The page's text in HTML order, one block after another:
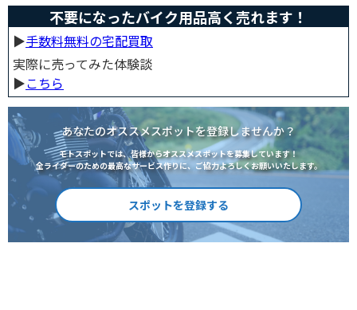
不要になったバイク用品高く売れます！
▶︎手数料無料の宅配買取
実際に売ってみた体験談
▶︎こちら
あなたのオススメスポットを登録しませんか？
モトスポットでは、皆様からオススメスポットを募集しています！
全ライダーのための最高なサービス作りに、ご協力よろしくお願いいたします。
スポットを登録する